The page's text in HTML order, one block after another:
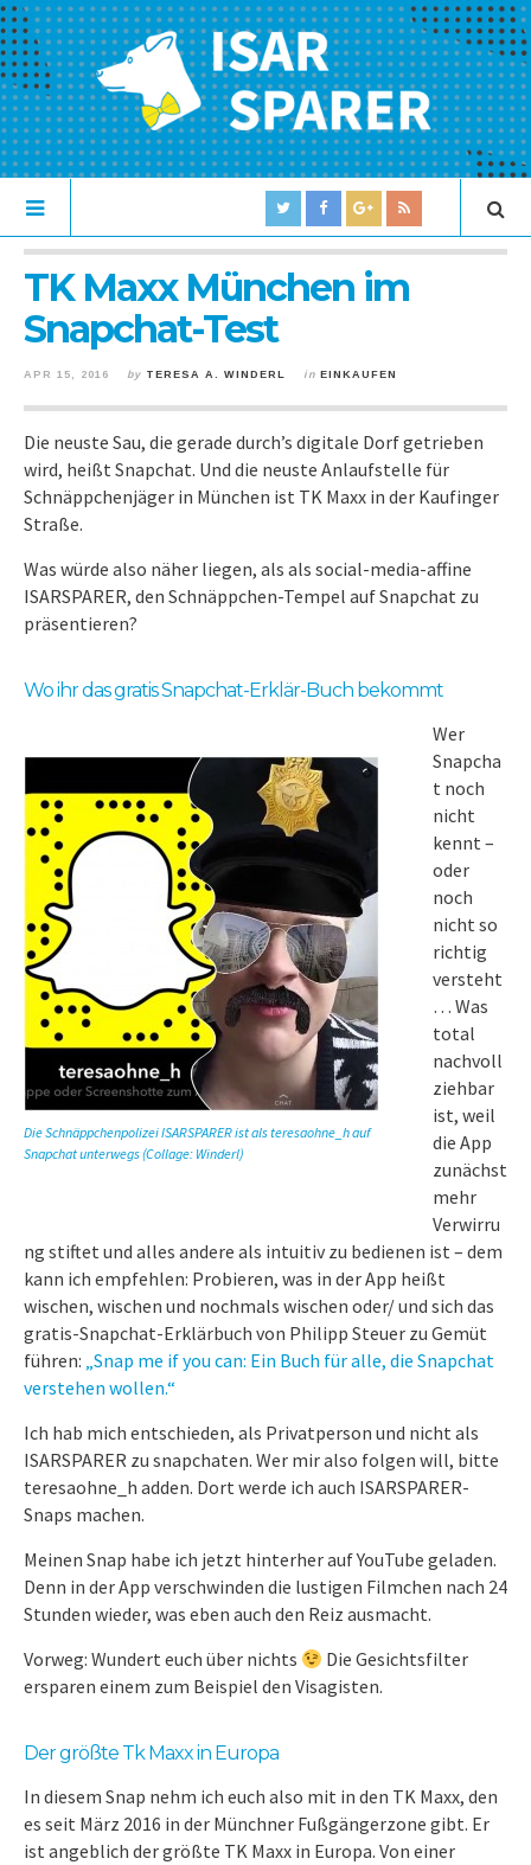
TK Maxx München im
Snapchat-Test
APR 15, 2016 by TERESA A. WINDERL in EINKAUFEN
Die neuste Sau, die gerade durch’s digitale Dorf getrieben
wird, heißt Snapchat. Und die neuste Anlaufstelle für
Schnäppchenjäger in München ist TK Maxx in der Kaufinger
Straße.
Was würde also näher liegen, als als social-media-affine
ISARSPARER, den Schnäppchen-Tempel auf Snapchat zu
präsentieren?
Wo ihr das gratis Snapchat-Erklär-Buch bekommt
Die Schnäppchenpolizei ISARSPARER ist als teresaohne_h auf
Snapchat unterwegs (Collage: Winderl)
Wer
Snapcha
t noch
nicht
kennt –
oder
noch
nicht so
richtig
versteht
… Was
total
nachvoll
ziehbar
ist, weil
die App
zunächst
mehr
Verwirru
ng stiftet und alles andere als intuitiv zu bedienen ist – dem
kann ich empfehlen: Probieren, was in der App heißt
wischen, wischen und nochmals wischen oder/ und sich das
gratis-Snapchat-Erklärbuch von Philipp Steuer zu Gemüt
führen: „Snap me if you can: Ein Buch für alle, die Snapchat
verstehen wollen.“
Ich hab mich entschieden, als Privatperson und nicht als
ISARSPARER zu snapchaten. Wer mir also folgen will, bitte
teresaohne_h adden. Dort werde ich auch ISARSPARER-
Snaps machen.
Meinen Snap habe ich jetzt hinterher auf YouTube geladen.
Denn in der App verschwinden die lustigen Filmchen nach 24
Stunden wieder, was eben auch den Reiz ausmacht.
Vorweg: Wundert euch über nichts
Die Gesichtsfilter
ersparen einem zum Beispiel den Visagisten.
Der größte Tk Maxx in Europa
In diesem Snap nehm ich euch also mit in den TK Maxx, den
es seit März 2016 in der Münchner Fußgängerzone gibt. Er
ist angeblich der größte TK Maxx in Europa. Von einer